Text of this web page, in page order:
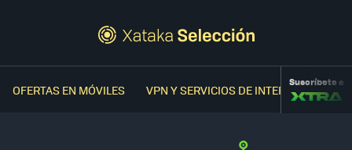
OFERTAS EN MÓVILES VPN Y SERVICIOS DE INTERNETSuscríbete a